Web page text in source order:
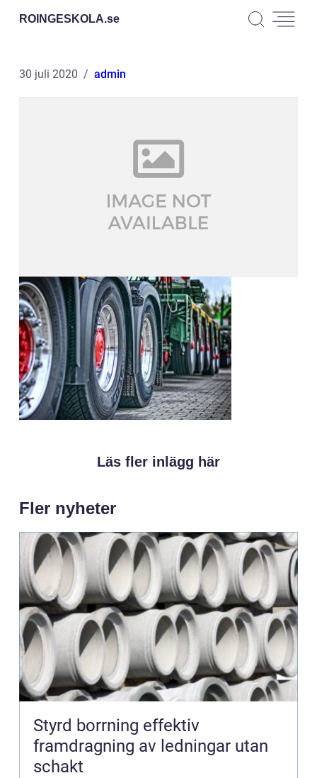
ROINGESKOLA.se
30 juli 2020 admin
Läs fler inlägg här
Fler nyheter
Styrd borrning effektiv
framdragning av ledningar utan
schakt